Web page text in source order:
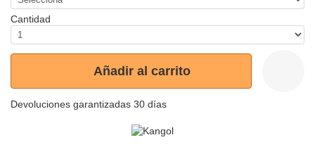
Cantidad
Añadir al carrito
Devoluciones garantizadas 30 días